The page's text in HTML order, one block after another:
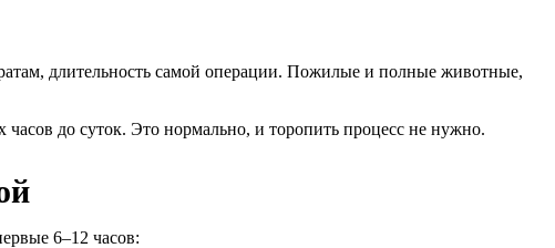
длительность самой операции. Пожилые и полные животные,
до суток. Это нормально, и торопить процесс не нужно.
6–12 часов: